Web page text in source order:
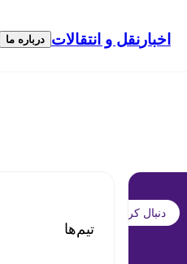
اخبار نقل و انتقالات درباره ما
دنبال کردن
تیم‌ها